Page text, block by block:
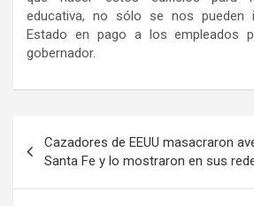
educativa, no sólo se nos pueden
Estado en pago a los empleados
gobernador.
de
entradas
Cazadores de EEUU masacraron
Santa Fe y lo mostraron en sus